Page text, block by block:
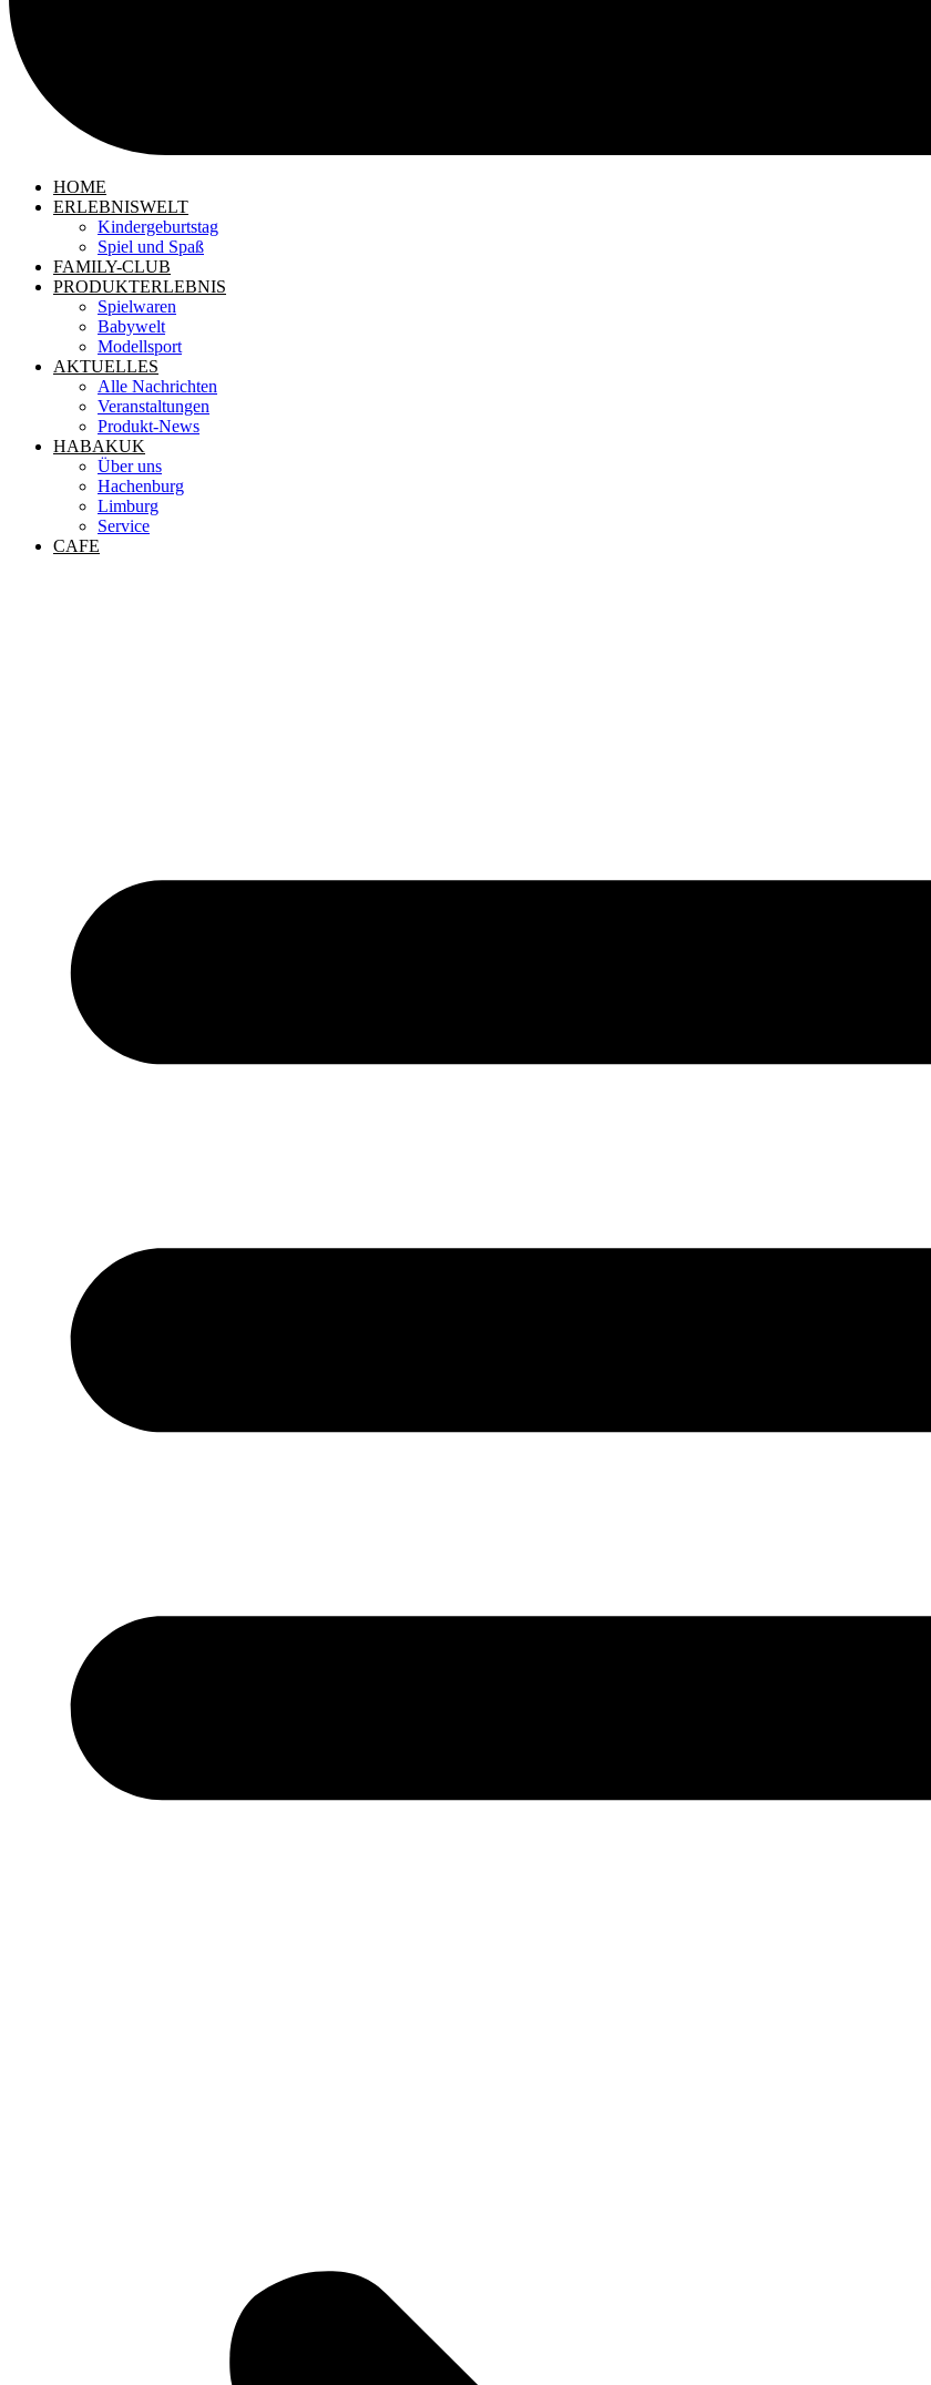
HOME
ERLEBNISWELT
Kindergeburtstag
Spiel und Spaß
FAMILY-CLUB
PRODUKTERLEBNIS
Spielwaren
Babywelt
Modellsport
AKTUELLES
Alle Nachrichten
Veranstaltungen
Produkt-News
HABAKUK
Über uns
Hachenburg
Limburg
Service
CAFE